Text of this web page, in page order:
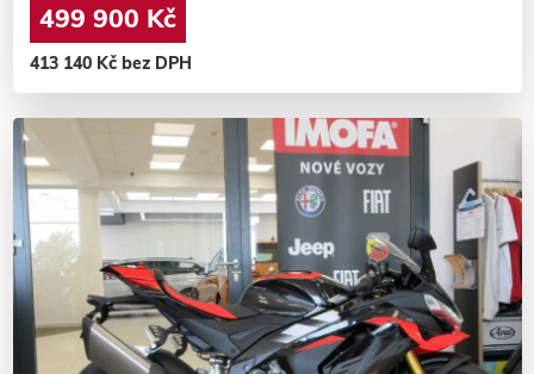
499 900 Kč
413 140 Kč bez DPH